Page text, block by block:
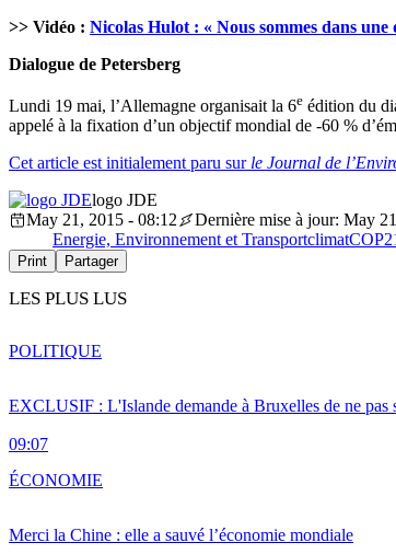
>> Vidéo : Nicolas Hulot : « Nous sommes dans
Dialogue de Petersberg
Lundi 19 mai, l’Allemagne organisait la 6e édition du
appelé à la fixation d’un objectif mondial de -60 %
Cet article est initialement paru sur le Journal de
logo JDE
May 21, 2015 - 08:12
Dernière mise à jour: May
Energie, Environnement et Transportclimat
Print Partager
LES PLUS LUS
EXCLUSIF : L'Islande demande à Bruxelles de ne pas
09:07
POLITIQUE
Merci la Chine : elle a sauvé l’économie mondiale
ÉCONOMIE